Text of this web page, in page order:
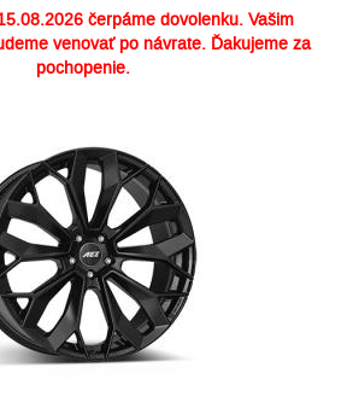
čerpáme dovolenku. Vašim
venovať po návrate. Ďakujeme za
pochopenie.